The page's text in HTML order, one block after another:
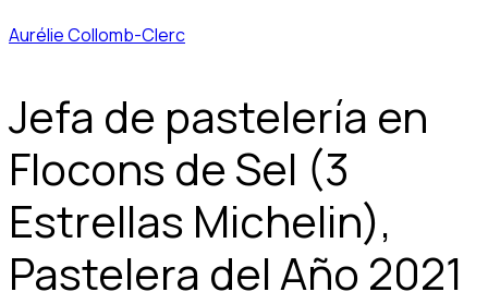
Aurélie Collomb-Clerc
Jefa de pastelería en
Flocons de Sel (3
Estrellas Michelin),
Pastelera del Año 2021